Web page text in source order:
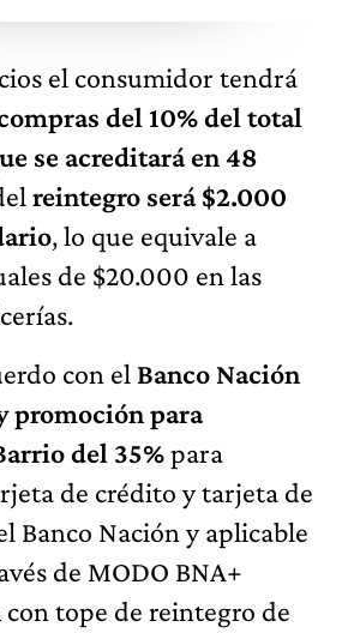
el consumidor tendrá
del 10% del total
se acreditará en 48
reintegro será $2.000
, lo que equivale a
de $20.000 en las
con el Banco Nación
promoción para
del 35%para
de crédito y tarjeta de
Banco Nación y aplicable
de MODO BNA+
con tope de reintegro de